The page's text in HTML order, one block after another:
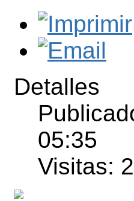
Detalles
05:35
Visitas: